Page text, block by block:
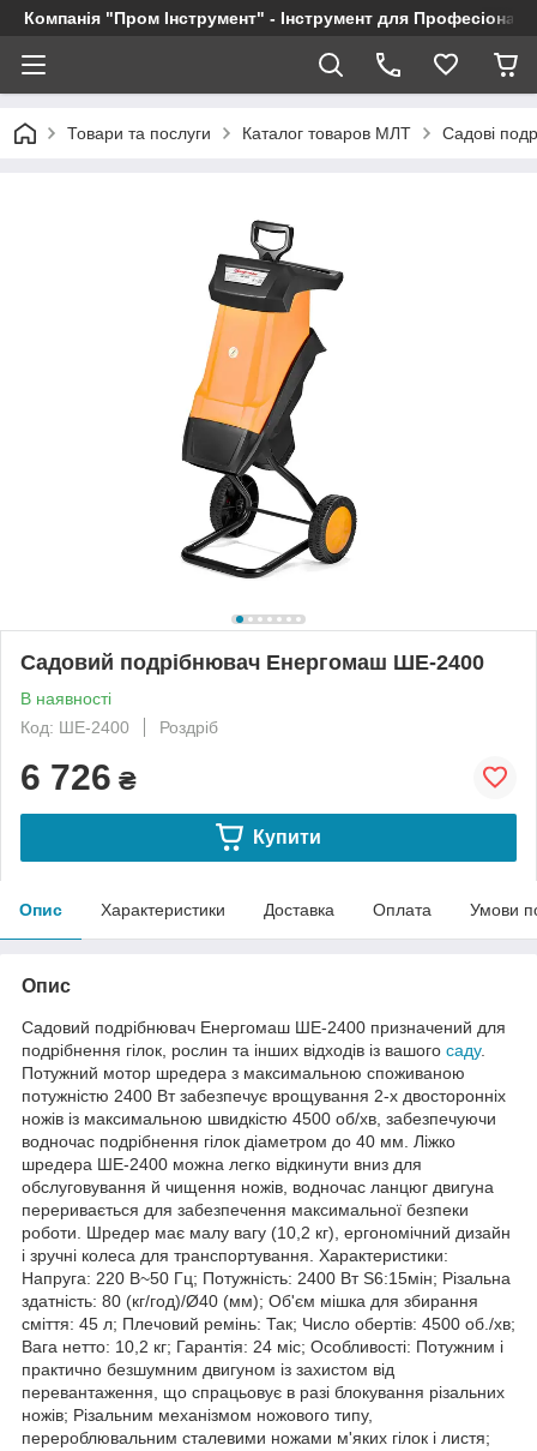
Компанія "Пром Інструмент" - Інструмент для
Товари та послуги Каталог товаров МЛТ Садові
Садовий подрібнювач Енергомаш ШЕ-2400
В наявності
Код: ШЕ-2400
Роздріб
6 726 ₴
Купити
Опис Характеристики Доставка Оплата Умови
Опис
Садовий подрібнювач Енергомаш ШЕ-2400 призначений для
подрібнення гілок, рослин та інших відходів із вашого саду.
Потужний мотор шредера з максимальною споживаною
потужністю 2400 Вт забезпечує врощування 2-х двосторонніх
ножів із максимальною швидкістю 4500 об/хв, забезпечуючи
водночас подрібнення гілок діаметром до 40 мм. Ліжко
шредера ШЕ-2400 можна легко відкинути вниз для
обслуговування й чищення ножів, водночас ланцюг двигуна
переривається для забезпечення максимальної безпеки
роботи. Шредер має малу вагу (10,2 кг), ергономічний дизайн
і зручні колеса для транспортування. Характеристики:
Напруга: 220 В~50 Гц; Потужність: 2400 Вт S6:15мін; Різальна
здатність: 80 (кг/год)/Ø40 (мм); Об'єм мішка для збирання
сміття: 45 л; Плечовий ремінь: Так; Число обертів: 4500 об./хв;
Вага нетто: 10,2 кг; Гарантія: 24 міс; Особливості: Потужним і
практично безшумним двигуном із захистом від
перевантаження, що спрацьовує в разі блокування різальних
ножів; Різальним механізмом ножового типу,
перероблювальним сталевими ножами м'яких гілок і листя;